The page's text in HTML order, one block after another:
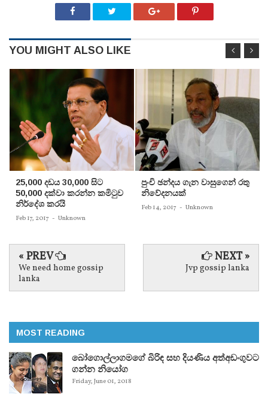
YOU MIGHT ALSO LIKE
25,000 දඩය 30,000 සිට
50,000 දක්වා කරන්න කමිටුව
නිර්දේශ කරයි
Feb 17, 2017 - Unknown
පුංචි ඡන්දය ගැන වාසුගෙන් රතු
නිවේදනයක්‌
Feb 14, 2017 - Unknown
« PREV
We need home gossip
lanka
NEXT »
Jvp gossip lanka
MOST READING
බෝගොල්ලාගමගේ බිරිඳ සහ දියණිය අත්අඩංගුවට
ගන්න නියෝග
Friday, June 01, 2018